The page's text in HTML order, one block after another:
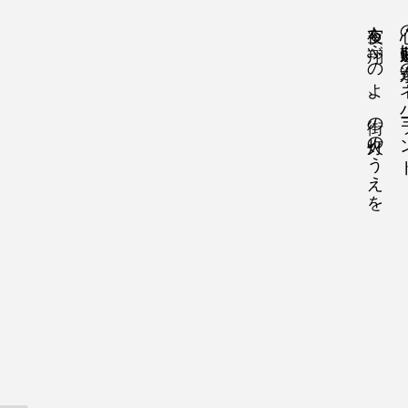
心の避難
夜空も翔ぶのよ、街の灯火のうえを